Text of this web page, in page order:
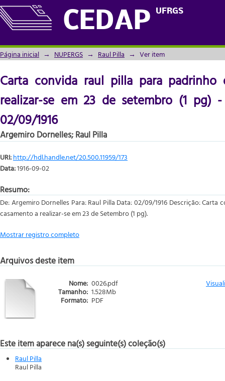
CEDAP UFRGS
Carta convida raul pilla para padrinho
(1 pg) - Doc. Nº13/1/0126 de 02/09/1916
Página inicial → NUPERGS → Raul Pilla → Ver item
Carta convida raul pilla para padrinho
realizar-se em 23 de setembro (1 pg) -
02/09/1916
Argemiro Dornelles; Raul Pilla
URI:http://hdl.handle.net/20.500.11959/173
Data:1916-09-02
Resumo:
De: Argemiro Dornelles Para: Raul Pilla Data: 02/09/1916 Descrição: Carta
casamento a realizar-se em 23 de Setembro (1 pg).
Mostrar registro completo
Arquivos deste item
Nome: 0026.pdf
Tamanho: 1.528Mb
Formato: PDF
Este item aparece na(s) seguinte(s) coleção(s)
Raul Pilla
Raul Pilla